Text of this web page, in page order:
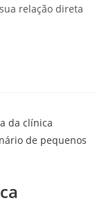
relação direta